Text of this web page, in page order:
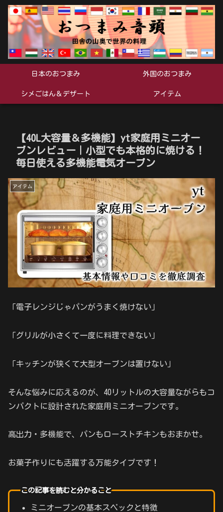
日本のおつまみ 外国のおつまみ
シメごはん＆デザート アイテム
【40L大容量＆多機能】yt家庭用ミニオー
ブンレビュー｜小型でも本格的に焼ける！
毎日使える多機能電気オーブン
アイテム
「電子レンジじゃパンがうまく焼けない」
「グリルが小さくて一度に料理できない」
「キッチンが狭くて大型オーブンは置けない」
そんな悩みに応えるのが、40リットルの大容量ながらもコ
ンパクトに設計された家庭用ミニオーブンです。
高出力・多機能で、パンもローストチキンもおまかせ。
お菓子作りにも活躍する万能タイプです！
この記事を読むと分かること
ミニオーブンの基本スペックと特徴